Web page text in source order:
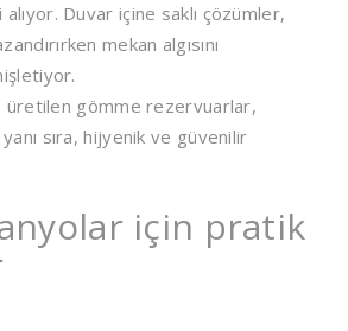
Duvar içine saklı çözümler,
mekan algısını
üretilen gömme rezervuarlar,
yanı sıra, hijyenik ve güvenilir
için pratik